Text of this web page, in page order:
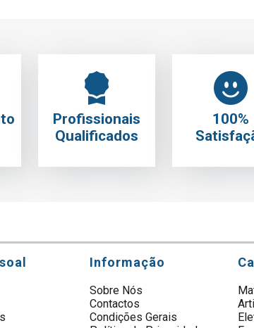
Profissionais
Qualificados
100%
Informação
Sobre Nós
Contactos
Condições Gerais